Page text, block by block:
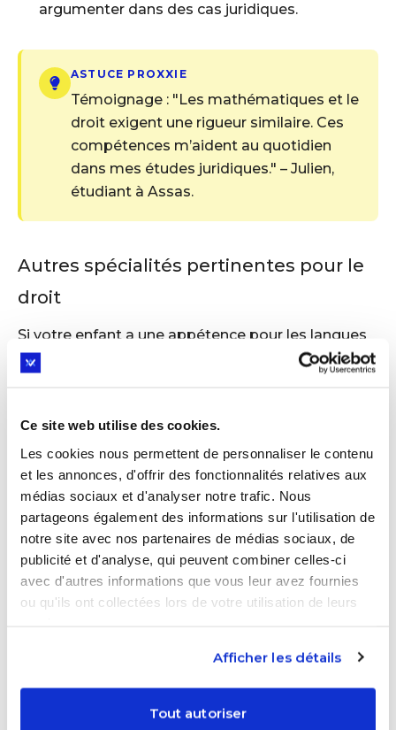
Ce site web utilise des cookies.
Les cookies nous permettent de personnaliser le contenu
et les annonces, d'offrir des fonctionnalités relatives aux
médias sociaux et d'analyser notre trafic. Nous
partageons également des informations sur l'utilisation de
notre site avec nos partenaires de médias sociaux, de
publicité et d'analyse, qui peuvent combiner celles-ci
avec d'autres informations que vous leur avez fournies
ou qu'ils ont collectées lors de votre utilisation de leurs
Afficher les détails
Tout autoriser
argumenter dans des cas juridiques.
ASTUCE PROXXIE
Témoignage : "Les mathématiques et le
droit exigent une rigueur similaire. Ces
compétences m’aident au quotidien
dans mes études juridiques." – Julien,
étudiant à Assas.
Autres spécialités pertinentes pour le
droit
Si votre enfant a une appétence pour les langues
ou la littérature, ces spécialités peuvent aussi
Littératures, Langues et Cultures Étrangères
(LLCE)
: idéale pour se préparer à une carrière
juridique internationale.
Humanités, Littérature et Philosophie (HLP)
favorise l’art du raisonnement et une maîtrise
fine de la langue française.
Littérature, Langues et Cultures de l’Antiquité
(LLCA): renforce les compétences en analyse
du Monde Contemporain » (DGEMC)